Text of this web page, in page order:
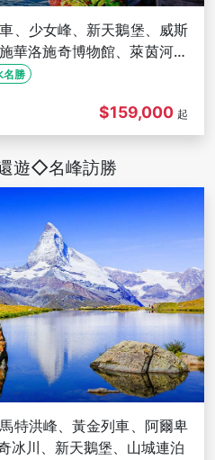
、少女峰、新天鵝堡、威斯
華洛施奇博物館、萊茵河遊
名勝
$159,000 起
遊◇名峰訪勝
特洪峰、黃金列車、阿爾卑
冰川、新天鵝堡、山城連泊